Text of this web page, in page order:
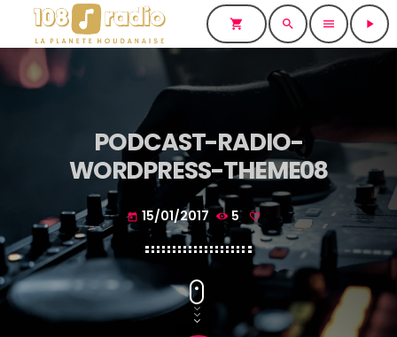
shopping_cart search menu play_arrow
PODCAST-RADIO-
WORDPRESS-THEME08
today 15/01/2017 5